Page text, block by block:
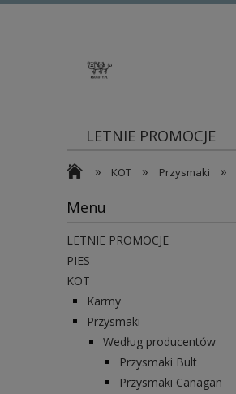
LETNIE PROMOCJE
Blog
» KOT » Przysmaki »
Menu
LETNIE PROMOCJE
PIES
KOT
Karmy
Przysmaki
Według producentów
Przysmaki Bult
Przysmaki Canagan